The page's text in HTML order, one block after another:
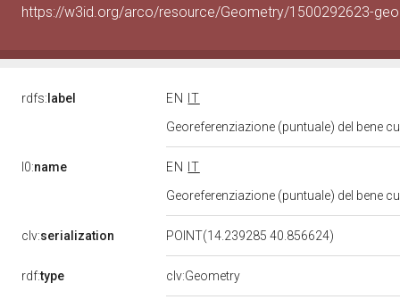
https://w3id.org/arco/resource/Geometry/1500292623-
rdfs: label EN
IT
Georeferenziazione (puntuale) del bene
l0:name EN
IT
Georeferenziazione (puntuale) del bene
clv:serialization POINT(14.239285 40.856624)
rdf:type clv:Geometry